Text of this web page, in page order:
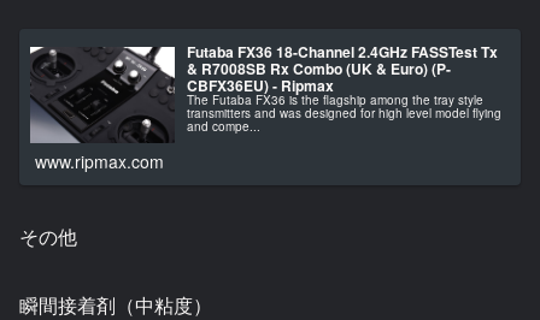
Futaba FX36 18-Channel 2.4GHz FASSTest Tx
& R7008SB Rx Combo (UK & Euro) (P-
CBFX36EU) - Ripmax
The Futaba FX36 is the flagship among the tray style
transmitters and was designed for high level model flying
and compe...
www.ripmax.com
その他
瞬間接着剤（中粘度）